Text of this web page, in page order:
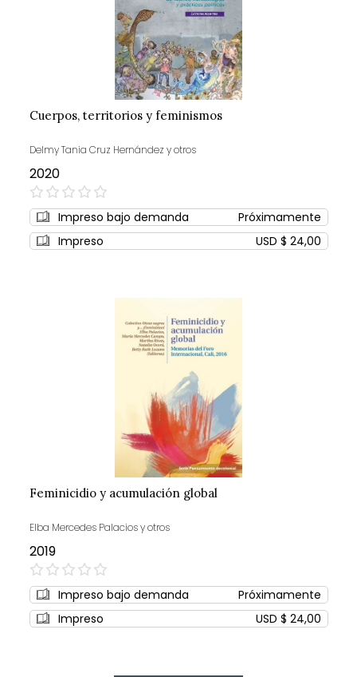
Cuerpos, territorios y feminismos
Delmy Tania Cruz Hernández y otros
2020
0%
Impreso bajo demanda
Próximamente
Impreso
USD $ 24,00
Feminicidio y acumulación global
Elba Mercedes Palacios y otros
2019
0%
Impreso bajo demanda
Próximamente
Impreso
USD $ 24,00